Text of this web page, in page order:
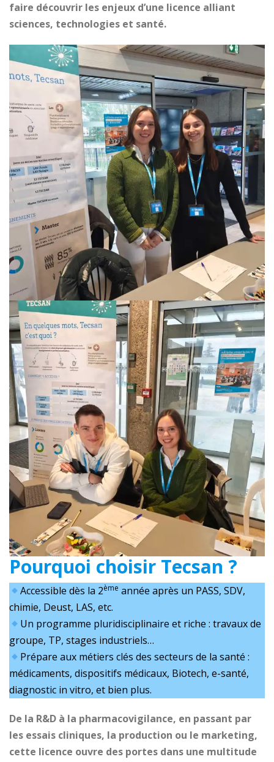
faire découvrir les enjeux d’une licence alliant
sciences, technologies et santé.
Pourquoi choisir Tecsan ?
Accessible dès la 2ème année après un PASS, SDV,
chimie, Deust, LAS, etc.
Un programme pluridisciplinaire et riche : travaux de
groupe, TP, stages industriels…
Prépare aux métiers clés des secteurs de la santé :
médicaments, dispositifs médicaux, Biotech, e-santé,
diagnostic in vitro, et bien plus.
De la R&D à la pharmacovigilance, en passant par
les essais cliniques, la production ou le marketing,
cette licence ouvre des portes dans une multitude